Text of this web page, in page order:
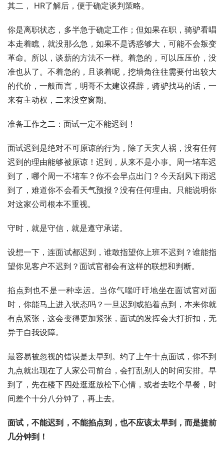
其二， HR了解后，便于确定谈判策略。
你是离职状态，多半急于确定工作；但如果在职，骑驴看唱
本走着瞧，就没那么急，如果不是诱惑够大，可能不会叛变
革命。所以，谈薪的方法不一样。着急的，可以压压价，没
准也从了。不着急的，且谈着呢，挖墙角往往需要付出较大
的代价，一般而言，明哥不太建议裸辞，骑驴找马的话，一
来有主动权，二来没空窗期。
准备工作之二：面试一定不能迟到！
面试迟到是绝对不可原谅的行为，除了天灾人祸，没有任何
迟到的理由能够被原谅！迟到，从来不是小事。周一堵车迟
到了，哪个周一不堵车？你不会早点出门？今天刮风下雨迟
到了，难道你不会看天气预报？没有任何理由。只能说明你
对这家公司根本不重视。
守时，就是守信，就是遵守承诺。
设想一下，连面试都迟到，谁敢指望你上班不迟到？谁能指
望你见客户不迟到？面试官都会有这样的联想和判断。
掐点到也不是一种幸运。当你气喘吁吁地坐在面试官对面
时，你能马上进入状态吗？一旦迟到或掐着点到，本来你就
有点紧张，这会变得更加紧张，面试的发挥会大打折扣，无
异于自我设障。
最容易被忽视的错误是太早到。约了上午十点面试，你不到
九点就出现在了人家公司前台，会打乱别人的时间安排。早
到了，先在楼下四处逛逛放松下心情，或者去吃个早餐，时
间差个十分八分钟了，再上去。
面试，不能迟到，不能掐点到，也不应该太早到，而是提前
几分钟到！